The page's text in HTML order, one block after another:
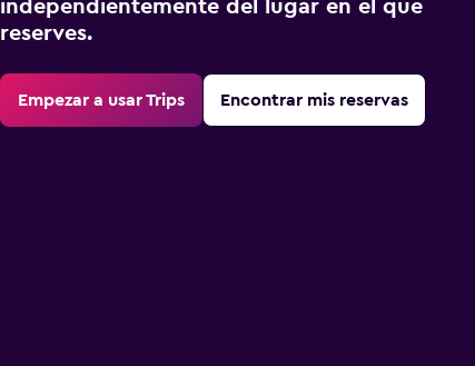
independientemente del lugar en el que
reserves.
Empezar a usar Trips Encontrar mis reservas